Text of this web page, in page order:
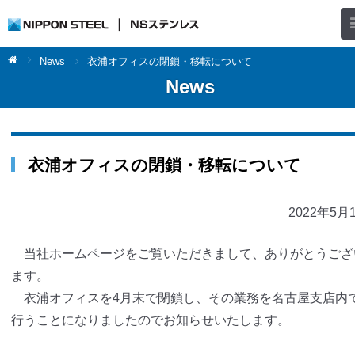
News 衣浦オフィスの閉鎖・移転について
News
衣浦オフィスの閉鎖・移転について
2022年5月
当社ホームページをご覧いただきまして、ありがとうご
ます。
衣浦オフィスを4月末で閉鎖し、その業務を名古屋支店内
行うことになりましたのでお知らせいたします。